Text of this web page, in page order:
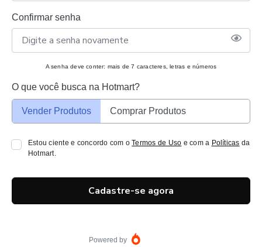
Confirmar senha
A senha deve conter: mais de 7 caracteres, letras e números
O que você busca na Hotmart?
Vender Produtos Comprar Produtos
Estou ciente e concordo com oTermos de Uso e com a Políticas da
Hotmart.
Cadastre-se agora
Powered by